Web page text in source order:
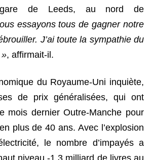
de Leeds, au nord de
essayons tous de gagner notre
J’ai toute la sympathie du
, affirmait-il.
du Royaume-Uni inquiète,
de prix généralisées, qui ont
mois dernier Outre-Manche pour
plus de 40 ans. Avec l’explosion
le nombre d’impayés a